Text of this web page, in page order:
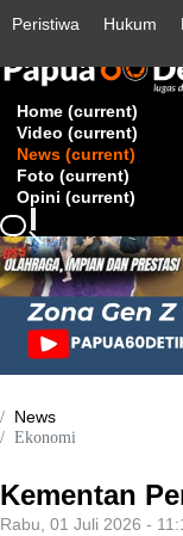
Peristiwa Hukum
Home (current)
Video (current)
News (current)
Foto (current)
Opini (current)
News
Ekonomi
Kementan
Rabu, 01 Juli 2026 -